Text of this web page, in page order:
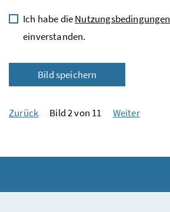
Ich habe dieNutzungsbedingungen
einverstanden.
Bild speichern
Zurück Bild 2 von 11 Weiter